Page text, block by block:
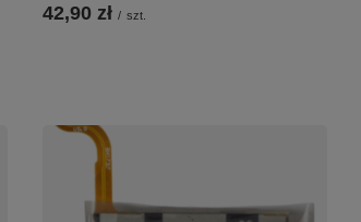
42,90 zł / szt.